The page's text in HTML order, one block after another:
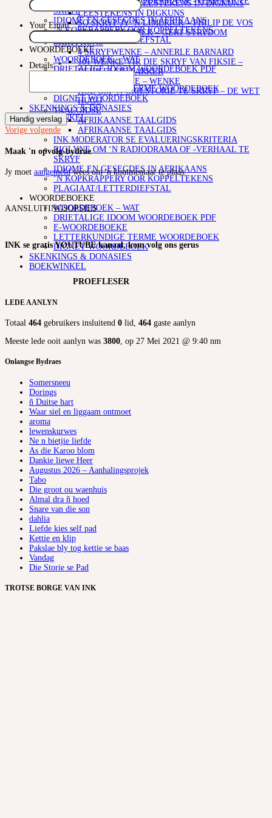
SKRYF
IDIOME EN GESEGDES IN AFRIKAANS
‘N KOPKRAPPERY OOR KOPPELTEKENS
PLAGIAAT/LETTERDIEFSTAL
WOORDEBOEKE
WOORDEBOEK – WAT
DRIETALIGE IDOOM WOORDEBOEK PDF
LETTERKUNDIGE TERME WOORDEBOEK
DIGNET WOORDEBOEK
SKENKINGS & DONASIES
BOEKWINKEL
GEBRUIK VAN LEESTEKENS IN DIGKUNS
LEESTEKENS IN DIGKUNS
SO SKRYF JY ‘N LIMERICK – PHILIP DE VOS
STOF EN TEGNIEK – GERT STRYDOM
SKRYFKUNS
4 SKRYFWENKE – ANNERLE BARNARD
101 WENKE VIR DIE SKRYF VAN FIKSIE –
DEUR ELIZE PARKER
KORTVERHALE – WENKE
HOE OM ‘N GRILSTORIE TE SKRYF – DE WET
HUGO
TAALGIDSE
AFRIKAANSE TAALGIDS
AFRIKAANSE TAALGIDS
INK MODERATOR SE EVALUERINGSKRITERIA
RIGLYNE OM ‘N RADIODRAMA OF -VERHAAL TE
SKRYF
IDIOME EN GESEGDES IN AFRIKAANS
‘N KOPKRAPPERY OOR KOPPELTEKENS
PLAGIAAT/LETTERDIEFSTAL
WOORDEBOEKE
WOORDEBOEK – WAT
DRIETALIGE IDOOM WOORDEBOEK PDF
E-WOORDEBOEKE
LETTERKUNDIGE TERME WOORDEBOEK
DIGNET WOORDEBOEK
SKENKINGS & DONASIES
BOEKWINKEL
Your Email:*
Details:*
Handig verslag
Vorige volgende
Maak 'n opvolg-bydrae
Jy moet aangemeldwees om 'n kommentaar te plaas.
AANSLUITINGSOPSIES
INK se gratis YOUTUBE kanaal, kom volg ons gerus
PROEFLESER
LEDE AANLYN
Totaal 464 gebruikers insluitend 0 lid, 464 gaste aanlyn
Meeste lede ooit aanlyn was 3800, op 27 Mei 2021 @ 9:40 nm
Onlangse Bydraes
Somersneeu
Dorings
ñ Duitse hart
Waar siel en liggaam ontmoet
aroma
lewenskurwes
Ne n bietjie liefde
As die Karoo blom
Dankie liewe Heer
Augustus 2026 – Aanhalingsprojek
Tabo
Die groot ou waenhuis
Almal dra ñ hoed
Snare van die son
dahlia
Liefde kies self pad
Kettie en klip
Pakslae bly tog kettie se baas
Vandag
Die Storie se Pad
TROTSE BORGE VAN INK